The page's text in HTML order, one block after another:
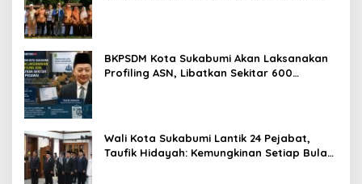
BKPSDM Kota Sukabumi Akan Laksanakan
Profiling ASN, Libatkan Sekitar 600
Wali Kota Sukabumi Lantik 24 Pejabat,
Taufik Hidayah: Kemungkinan Setiap Bulan